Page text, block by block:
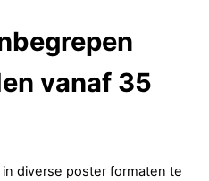
vanaf 35
diverse poster formaten te